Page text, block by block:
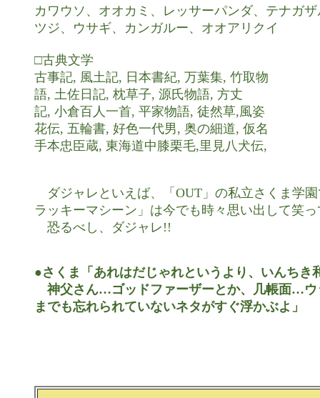
カワウソ、オオカミ、レッサーパンダ、テナガ
ツジ、ウサギ、カンガルー、オオアリクイ
□古典文学
古事記, 風土記, 日本書紀, 万葉集, 竹取物
語, 土佐日記, 枕草子, 源氏物語, 方丈
記, 小倉百人一首, 平家物語, 徒然草,風姿
花伝, 五輪書, 好色一代男, 奥の細道, 仮名
手本忠臣蔵, 東海道中膝栗毛,里見八犬伝,
ダジャレといえば、「OUT」の私立さくま学
ラッキーマシーン」は今でも時々思い出して笑
恐るべし、ダジャレ!!
●さくま「あれはだじゃれというより、いんちき
神父さん…ゴッドファーザーとか、几帳面…ウ
までも忘れられていないネタがすぐ浮かぶよ」